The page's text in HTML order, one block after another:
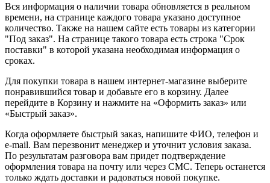
Вся информация о наличии товара обновляется в реальном
времени, на странице каждого товара указано доступное
количество. Также на нашем сайте есть товары из категории
"Под заказ". На странице такого товара есть строка "Срок
поставки" в которой указана необходимая информация о
сроках.
Для покупки товара в нашем интернет-магазине выберите
понравившийся товар и добавьте его в корзину. Далее
перейдите в Корзину и нажмите на «Оформить заказ» или
«Быстрый заказ».
Когда оформляете быстрый заказ, напишите ФИО, телефон и
e-mail. Вам перезвонит менеджер и уточнит условия заказа.
По результатам разговора вам придет подтверждение
оформления товара на почту или через СМС. Теперь останется
только ждать доставки и радоваться новой покупке.